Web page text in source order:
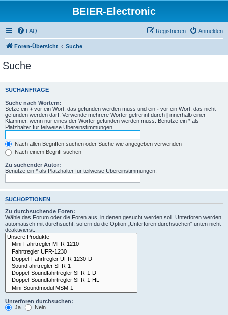
BEIER-Electronic
FAQ Anmelden
Registrieren
Foren-Übersicht Suche
Suche
SUCHANFRAGE
Suche nach Wörtern:
Setze ein + vor ein Wort, das gefunden werden muss und ein - vor ein Wort, das nicht
gefunden werden darf. Verwende mehrere Wörter getrennt durch | innerhalb einer
Klammer, wenn nur eines der Wörter gefunden werden muss. Benutze ein * als
Platzhalter für teilweise Übereinstimmungen.
Nach allen Begriffen suchen oder Suche wie angegeben verwenden
Nach einem Begriff suchen
Zu suchender Autor:
Benutze ein * als Platzhalter für teilweise Übereinstimmungen.
SUCHOPTIONEN
Zu durchsuchende Foren:
Wähle das Forum oder die Foren aus, in denen gesucht werden soll. Unterforen werden
automatisch mit durchsucht, sofern du die Option „Unterforen durchsuchen“ unten nicht
deaktivierst.
Unterforen durchsuchen:
Ja
Nein